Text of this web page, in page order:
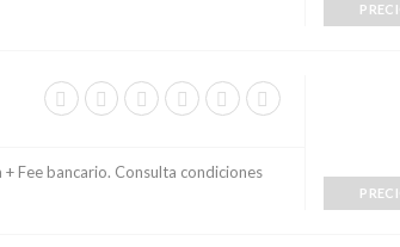
Fee bancario. Consulta condiciones